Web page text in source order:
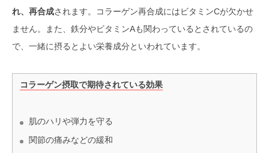
オリジナルコラーゲンサプリ開発を
叶えてくれるOEMメーカーを選ぶポ
れ、再合成されます。コラーゲン再合成にはビタミンCが欠かせ
ません。また、鉄分やビタミンAも関わっているとされているの
で、一緒に摂るとよい栄養成分といわれています。
コラーゲン摂取で期待されている効果
肌のハリや弾力を守る
関節の痛みなどの緩和